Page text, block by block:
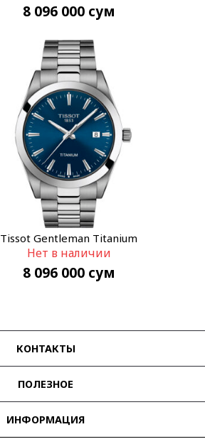
8 096 000 сум
Tissot Gentleman Titanium
T127.410.44.041.00
Нет в наличии
8 096 000 сум
КОНТАКТЫ
ПОЛЕЗНОЕ
ИНФОРМАЦИЯ